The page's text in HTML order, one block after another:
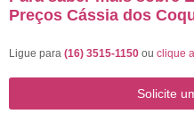
Preços Cássia dos
Ligue para (16) 3515-1150 ou clique
Solicite